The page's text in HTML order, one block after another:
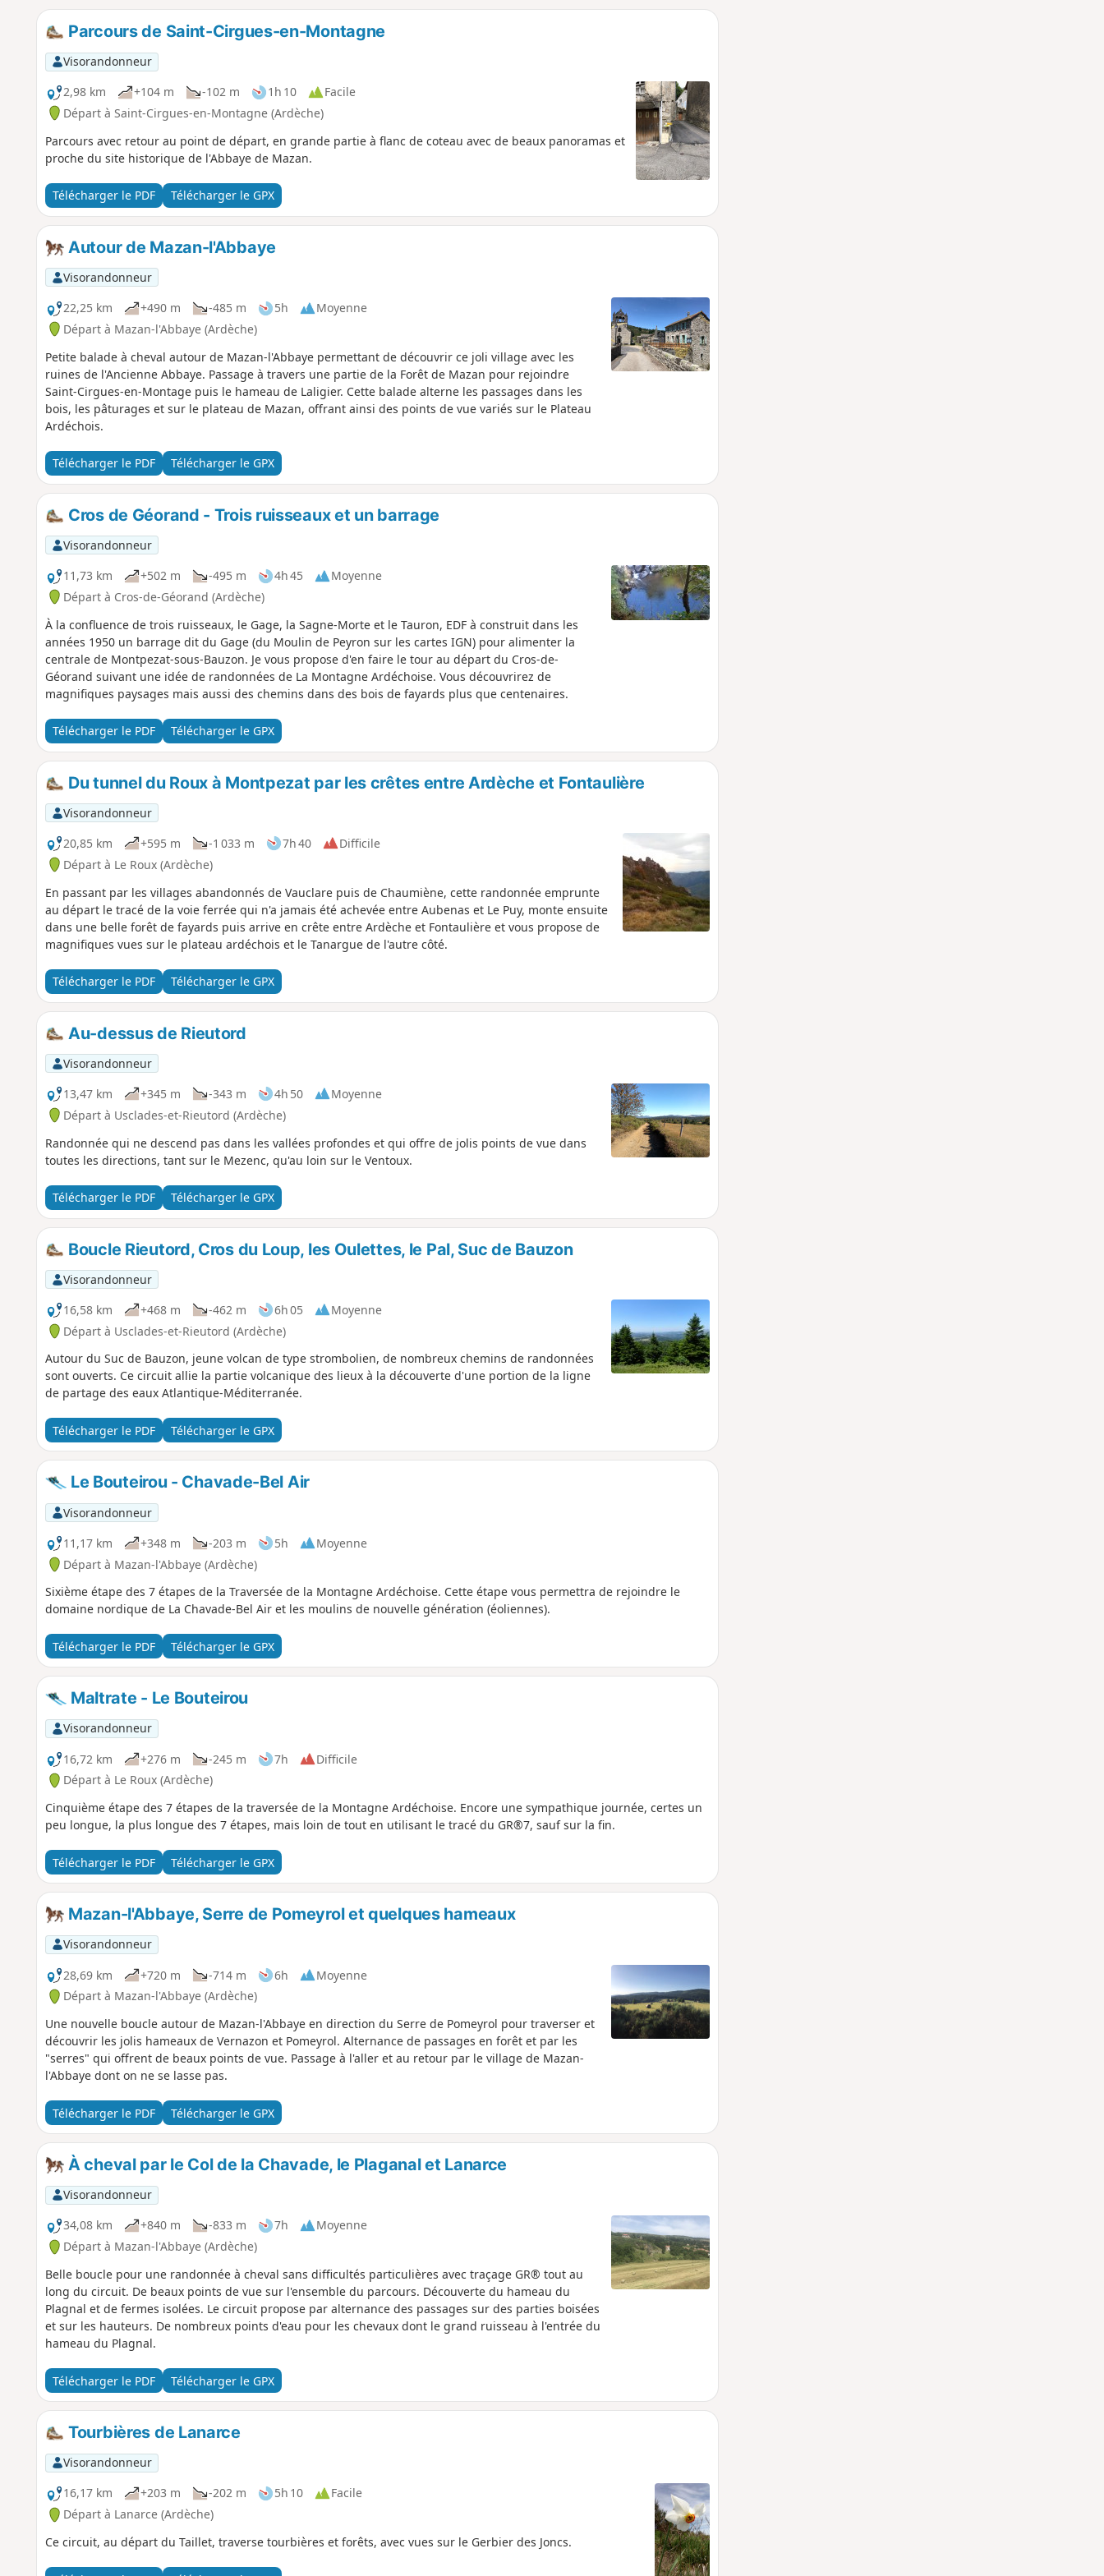
Parcours de Saint-Cirgues-en-Montagne
Visorandonneur
2,98 km
+104 m -102 m 1h 10
Facile
Départ à Saint-Cirgues-en-Montagne (Ardèche)
Parcours avec retour au point de départ, en grande partie à flanc de coteau avec de beaux panoramas et
proche du site historique de l'Abbaye de Mazan.
Télécharger le PDF Télécharger le GPX
Autour de Mazan-l'Abbaye
Visorandonneur
22,25 km
+490 m -485 m 5h
Moyenne
Départ à Mazan-l'Abbaye (Ardèche)
Petite balade à cheval autour de Mazan-l'Abbaye permettant de découvrir ce joli village avec les
ruines de l'Ancienne Abbaye. Passage à travers une partie de la Forêt de Mazan pour rejoindre
Saint-Cirgues-en-Montage puis le hameau de Laligier. Cette balade alterne les passages dans les
bois, les pâturages et sur le plateau de Mazan, offrant ainsi des points de vue variés sur le Plateau
Ardéchois.
Télécharger le PDF Télécharger le GPX
Cros de Géorand - Trois ruisseaux et un barrage
Visorandonneur
11,73 km
+502 m -495 m 4h 45
Moyenne
Départ à Cros-de-Géorand (Ardèche)
À la confluence de trois ruisseaux, le Gage, la Sagne-Morte et le Tauron, EDF à construit dans les
années 1950 un barrage dit du Gage (du Moulin de Peyron sur les cartes IGN) pour alimenter la
centrale de Montpezat-sous-Bauzon. Je vous propose d'en faire le tour au départ du Cros-de-
Géorand suivant une idée de randonnées de La Montagne Ardéchoise. Vous découvrirez de
magnifiques paysages mais aussi des chemins dans des bois de fayards plus que centenaires.
Télécharger le PDF Télécharger le GPX
Du tunnel du Roux à Montpezat par les crêtes entre Ardèche et Fontaulière
Visorandonneur
20,85 km
+595 m -1 033 m 7h 40
Difficile
Départ à Le Roux (Ardèche)
En passant par les villages abandonnés de Vauclare puis de Chaumiène, cette randonnée emprunte
au départ le tracé de la voie ferrée qui n'a jamais été achevée entre Aubenas et Le Puy, monte ensuite
dans une belle forêt de fayards puis arrive en crête entre Ardèche et Fontaulière et vous propose de
magnifiques vues sur le plateau ardéchois et le Tanargue de l'autre côté.
Télécharger le PDF Télécharger le GPX
Au-dessus de Rieutord
Visorandonneur
13,47 km
+345 m -343 m 4h 50
Moyenne
Départ à Usclades-et-Rieutord (Ardèche)
Randonnée qui ne descend pas dans les vallées profondes et qui offre de jolis points de vue dans
toutes les directions, tant sur le Mezenc, qu'au loin sur le Ventoux.
Télécharger le PDF Télécharger le GPX
Boucle Rieutord, Cros du Loup, les Oulettes, le Pal, Suc de Bauzon
Visorandonneur
16,58 km
+468 m -462 m 6h 05
Moyenne
Départ à Usclades-et-Rieutord (Ardèche)
Autour du Suc de Bauzon, jeune volcan de type strombolien, de nombreux chemins de randonnées
sont ouverts. Ce circuit allie la partie volcanique des lieux à la découverte d'une portion de la ligne
de partage des eaux Atlantique-Méditerranée.
Télécharger le PDF Télécharger le GPX
Le Bouteirou - Chavade-Bel Air
Visorandonneur
11,17 km
+348 m -203 m 5h
Moyenne
Départ à Mazan-l'Abbaye (Ardèche)
Sixième étape des 7 étapes de la Traversée de la Montagne Ardéchoise. Cette étape vous permettra de rejoindre le
domaine nordique de La Chavade-Bel Air et les moulins de nouvelle génération (éoliennes).
Télécharger le PDF Télécharger le GPX
Maltrate - Le Bouteirou
Visorandonneur
16,72 km
+276 m -245 m 7h
Difficile
Départ à Le Roux (Ardèche)
Cinquième étape des 7 étapes de la traversée de la Montagne Ardéchoise. Encore une sympathique journée, certes un
peu longue, la plus longue des 7 étapes, mais loin de tout en utilisant le tracé du GR®7, sauf sur la fin.
Télécharger le PDF Télécharger le GPX
Mazan-l'Abbaye, Serre de Pomeyrol et quelques hameaux
Visorandonneur
28,69 km
+720 m -714 m 6h
Moyenne
Départ à Mazan-l'Abbaye (Ardèche)
Une nouvelle boucle autour de Mazan-l'Abbaye en direction du Serre de Pomeyrol pour traverser et
découvrir les jolis hameaux de Vernazon et Pomeyrol. Alternance de passages en forêt et par les
"serres" qui offrent de beaux points de vue. Passage à l'aller et au retour par le village de Mazan-
l'Abbaye dont on ne se lasse pas.
Télécharger le PDF Télécharger le GPX
À cheval par le Col de la Chavade, le Plaganal et Lanarce
Visorandonneur
34,08 km
+840 m -833 m 7h
Moyenne
Départ à Mazan-l'Abbaye (Ardèche)
Belle boucle pour une randonnée à cheval sans difficultés particulières avec traçage GR® tout au
long du circuit. De beaux points de vue sur l'ensemble du parcours. Découverte du hameau du
Plagnal et de fermes isolées. Le circuit propose par alternance des passages sur des parties boisées
et sur les hauteurs. De nombreux points d'eau pour les chevaux dont le grand ruisseau à l'entrée du
hameau du Plagnal.
Télécharger le PDF Télécharger le GPX
Tourbières de Lanarce
Visorandonneur
16,17 km
+203 m -202 m 5h 10
Facile
Départ à Lanarce (Ardèche)
Ce circuit, au départ du Taillet, traverse tourbières et forêts, avec vues sur le Gerbier des Joncs.